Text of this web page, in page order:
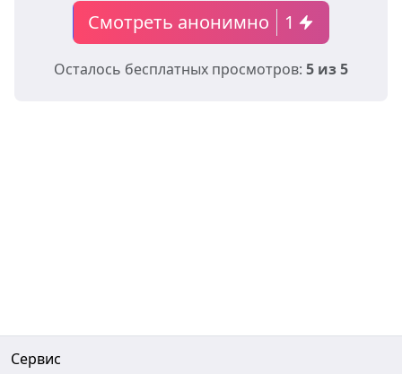
Смотреть анонимно 1
Осталось бесплатных просмотров: 5 из 5
Сервис